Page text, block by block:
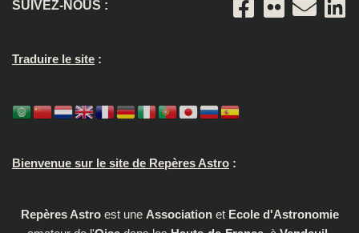
SUIVEZ-NOUS :
Traduire le site :
Bienvenue sur le site de Repères Astro :
Repères Astroest une Associationet Ecole d'Astronomie